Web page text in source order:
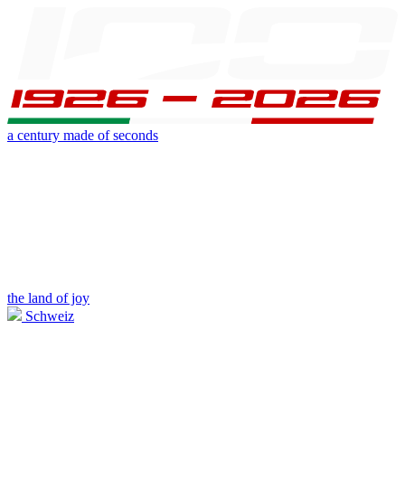
a century made of seconds
the land of joy
Schweiz